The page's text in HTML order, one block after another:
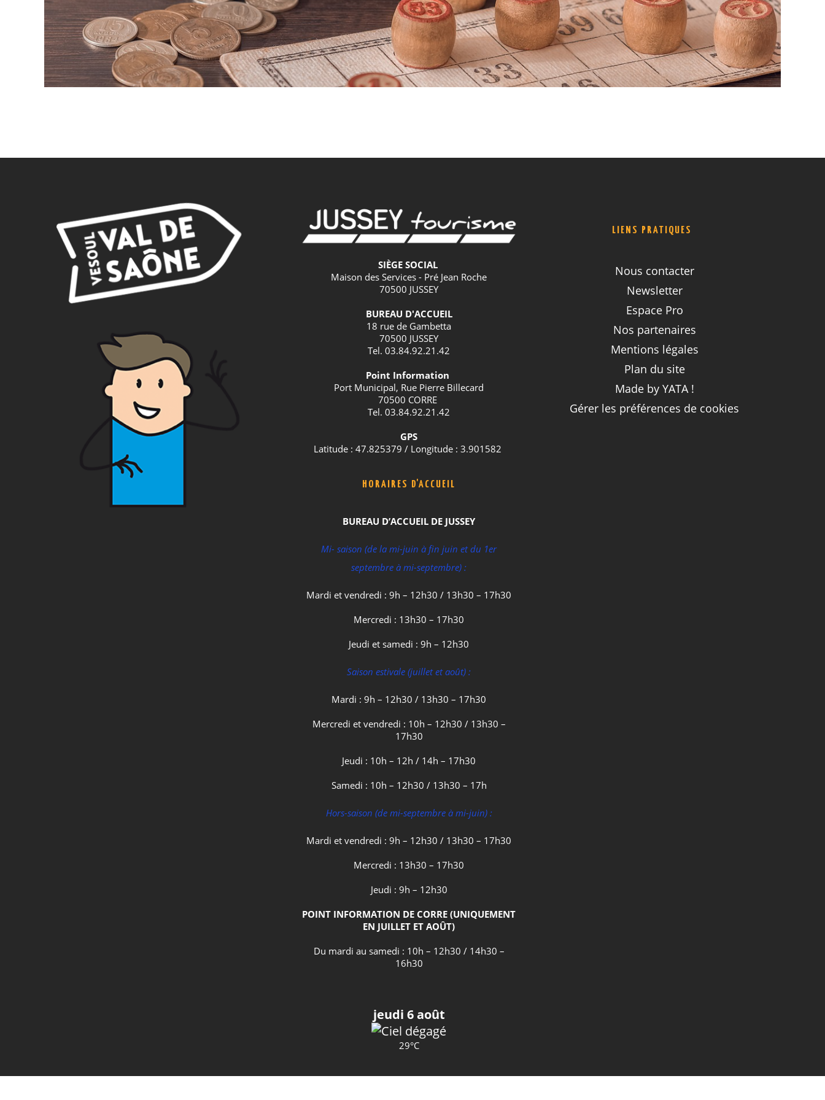
SIÈGE SOCIAL
Maison des Services - Pré Jean Roche
70500 JUSSEY
BUREAU D'ACCUEIL
18 rue de Gambetta
70500 JUSSEY
Tel. 03.84.92.21.42
Point Information
Port Municipal, Rue Pierre Billecard
70500 CORRE
Tel. 03.84.92.21.42
GPS
Latitude : 47.825379 / Longitude : 3.901582
HORAIRES D'ACCUEIL
BUREAU D’ACCUEIL DE JUSSEY
Mi- saison (de la mi-juin à fin juin et du 1er
septembre à mi-septembre) :
Mardi et vendredi : 9h – 12h30 / 13h30 – 17h30
Mercredi : 13h30 – 17h30
Jeudi et samedi : 9h – 12h30
Saison estivale (juillet et août) :
Mardi : 9h – 12h30 / 13h30 – 17h30
Mercredi et vendredi : 10h – 12h30 / 13h30 –
17h30
Jeudi : 10h – 12h / 14h – 17h30
Samedi : 10h – 12h30 / 13h30 – 17h
Hors-saison (de mi-septembre à mi-juin) :
Mardi et vendredi : 9h – 12h30 / 13h30 – 17h30
Mercredi : 13h30 – 17h30
Jeudi : 9h – 12h30
POINT INFORMATION DE CORRE (UNIQUEMENT
EN JUILLET ET AOÛT)
Du mardi au samedi : 10h – 12h30 / 14h30 –
16h30
jeudi 6 août
29°C
LIENS PRATIQUES
Nous contacter
Newsletter
Espace Pro
Nos partenaires
Mentions légales
Plan du site
Made by YATA !
Gérer les préférences de cookies